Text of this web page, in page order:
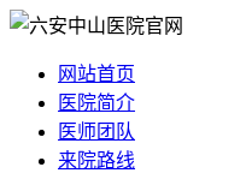
网站首页
医院简介
医师团队
来院路线